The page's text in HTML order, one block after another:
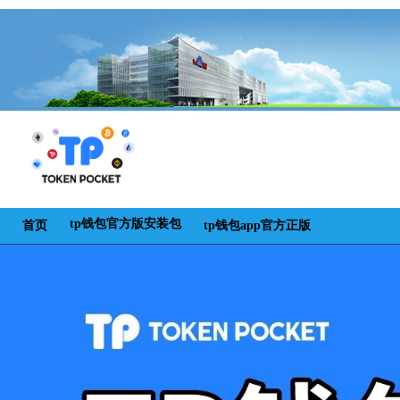
首页 tp钱包官方版安装包 tp钱包app官方正版